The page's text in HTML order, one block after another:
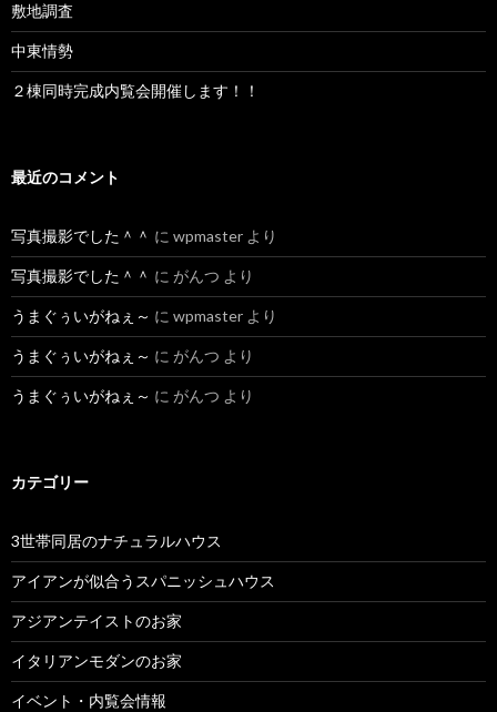
敷地調査
中東情勢
２棟同時完成内覧会開催します！！
最近のコメント
写真撮影でした＾＾ に wpmaster より
写真撮影でした＾＾ に がんつ より
うまぐぅいがねぇ～ に wpmaster より
うまぐぅいがねぇ～ に がんつ より
うまぐぅいがねぇ～ に がんつ より
カテゴリー
3世帯同居のナチュラルハウス
アイアンが似合うスパニッシュハウス
アジアンテイストのお家
イタリアンモダンのお家
イベント・内覧会情報